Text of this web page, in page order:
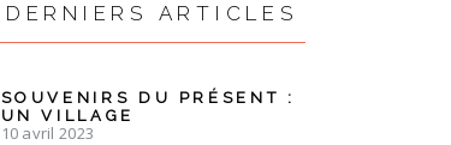
DERNIERS ARTICLES
SOUVENIRS DU PRÉSENT :
UN VILLAGE
10 avril 2023